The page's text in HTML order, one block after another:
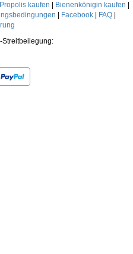
Propolis kaufen Bienenkönigin kaufen
Facebook FAQ
Streitbeilegung: